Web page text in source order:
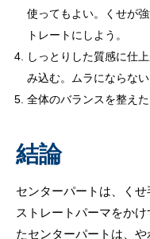
使ってもよい。くせが
トレートにしよう。
しっとりした質感に仕
み込む。ムラにならない
全体のバランスを整えた
結論
センターパートは、く
ストレートパーマをか
たセンターパートは、